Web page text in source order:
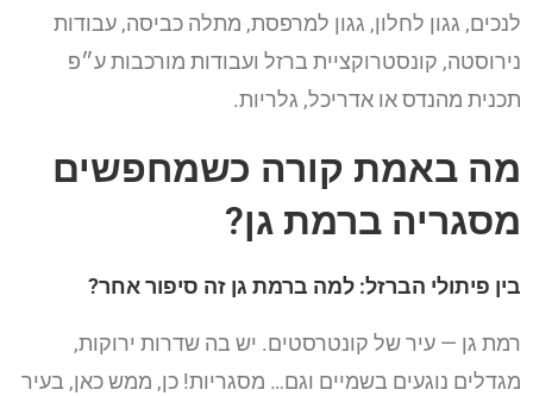
לנכים, גגון לחלון, גגון למרפסת, מתלה כביסה, עבודות
נירוסטה, קונסטרוקציית ברזל ועבודות מורכבות ע״פ
תכנית מהנדס או אדריכל, גלריות.
מה באמת קורה כשמחפשים
מסגריה ברמת גן?
בין פיתולי הברזל: למה ברמת גן זה סיפור אחר?
רמת גן — עיר של קונטרסטים. יש בה שדרות ירוקות,
מגדלים נוגעים בשמיים וגם… מסגריות! כן, ממש כאן, בעיר